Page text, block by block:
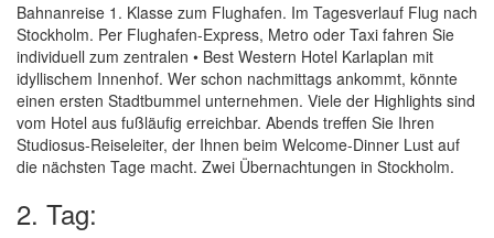
Bahnanreise 1. Klasse zum Flughafen. Im Tagesverlauf Flug nach
Stockholm. Per Flughafen-Express, Metro oder Taxi fahren Sie
individuell zum zentralen • Best Western Hotel Karlaplan mit
idyllischem Innenhof. Wer schon nachmittags ankommt, könnte
einen ersten Stadtbummel unternehmen. Viele der Highlights sind
vom Hotel aus fußläufig erreichbar. Abends treffen Sie Ihren
Studiosus-Reiseleiter, der Ihnen beim Welcome-Dinner Lust auf
die nächsten Tage macht. Zwei Übernachtungen in Stockholm.
2. Tag: